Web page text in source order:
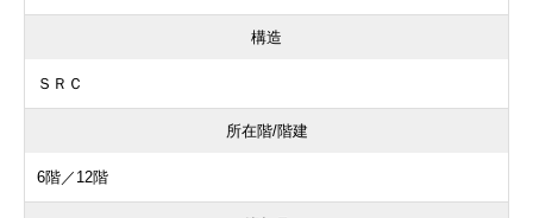
構造
ＳＲＣ
所在階/階建
6階／12階